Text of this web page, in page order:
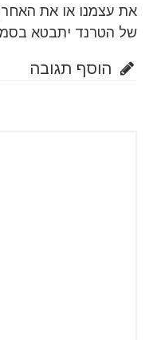
את עצמנו או את האחר,
של הטרנד יתבטא
הוסף תגובה